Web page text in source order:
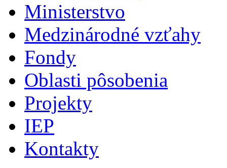
Ministerstvo
Medzinárodné vzťahy
Fondy
Oblasti pôsobenia
Projekty
IEP
Kontakty